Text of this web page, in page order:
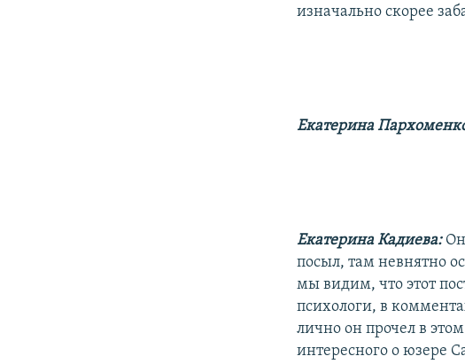
изначально скорее
Екатерина
Екатерина Кадиева:
посыл, там невнятно
мы видим, что этот
психологи, в
лично он прочел в
интересного о юзере